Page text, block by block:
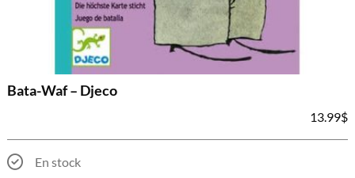
Bata-Waf – Djeco
13.99$
En stock